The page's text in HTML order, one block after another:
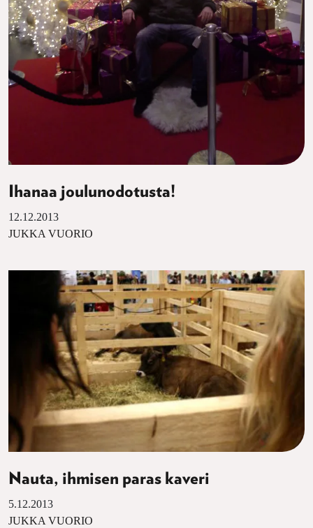
Ihanaa joulunodotusta!
12.12.2013
JUKKA VUORIO
Nauta, ihmisen paras kaveri
5.12.2013
JUKKA VUORIO